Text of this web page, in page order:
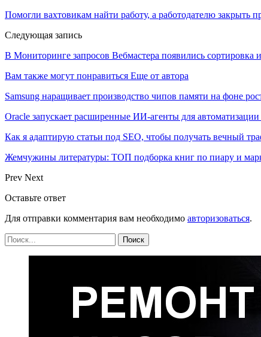
Помогли вахтовикам найти работу, а работодателю закрыть
Следующая запись
В Мониторинге запросов Вебмастера появились сортировка
Вам также могут понравиться Еще от автора
Samsung наращивает производство чипов памяти на фоне
Oracle запускает расширенные ИИ‑агенты для
Как я адаптирую статьи под SEO, чтобы получать вечный
Жемчужины литературы: ТОП подборка книг по пиару и
Prev Next
Оставьте ответ
Для отправки комментария вам необходимо авторизоваться.